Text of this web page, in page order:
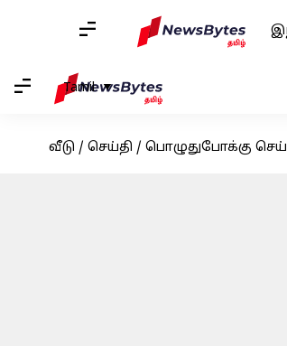
Tamil
வீடு / செய்தி / பொழுதுபோக்கு